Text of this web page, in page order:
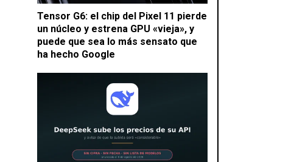
Tensor G6: el chip del Pixel 11 pierde
un núcleo y estrena GPU «vieja», y
puede que sea lo más sensato que
ha hecho Google